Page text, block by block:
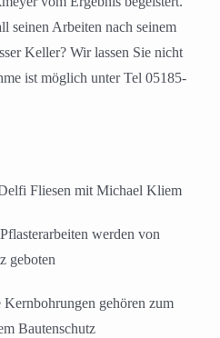
seinen Arbeiten nach seinem
Keller? Wir lassen Sie nicht
ist möglich unter Tel 05185-
Fliesen mit Michael Kliem
werden von
geboten
gehören zum
Bautenschutz